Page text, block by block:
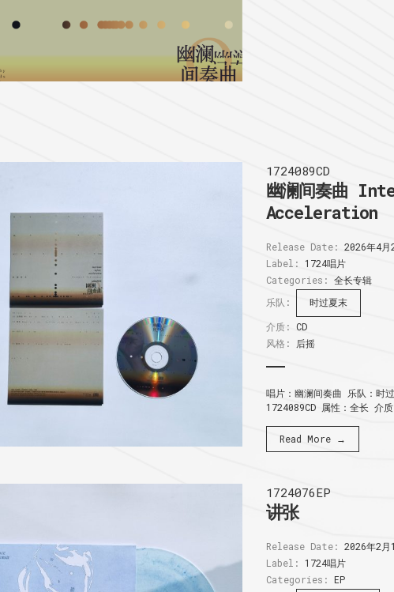
1724089CD
幽澜间奏曲
Acceleration
Release Date: 2026年4月
Label: 1724唱片
Categories: 全长专辑
乐队:
时过夏末
介质: CD
风格:
后摇
唱片：幽澜间奏曲 乐队：时
1724089CD 属性：全长 介
Read More →
1724076EP
讲张
Release Date: 2026年2月
Label: 1724唱片
Categories: EP